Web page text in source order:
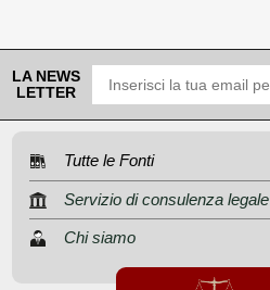
LA NEWS
LETTER
Tutte le Fonti
Servizio di consulenza legale
Chi siamo